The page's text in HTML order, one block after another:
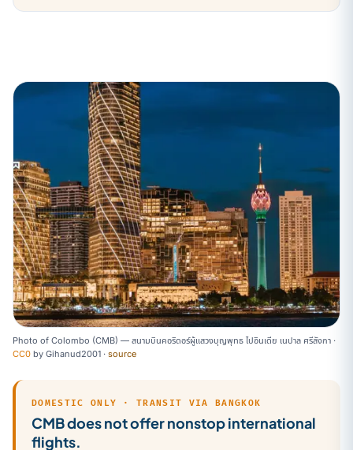
Photo of Colombo (CMB) — สนามบินคอริดอร์ผู้แสวงบุญพุทธ ไปอินเดีย เนปาล ศรีลังกา ·
CC0 by Gihanud2001 · source
DOMESTIC ONLY · TRANSIT VIA BANGKOK
CMB does not offer nonstop international
flights.